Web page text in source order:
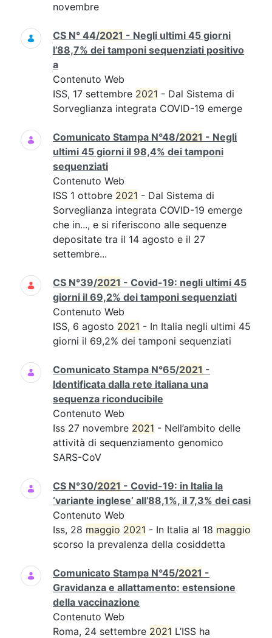
novembre
CS N° 44/2021 - Negli ultimi 45 giorni
l’88,7% dei tamponi sequenziati positivo
a
Contenuto Web
ISS, 17 settembre 2021 - Dal Sistema di
Sorveglianza integrata COVID-19 emerge
Comunicato Stampa N°48/2021 - Negli
ultimi 45 giorni il 98,4% dei tamponi
sequenziati
Contenuto Web
ISS 1 ottobre 2021 - Dal Sistema di
Sorveglianza integrata COVID-19 emerge
che in..., e si riferiscono alle sequenze
depositate tra il 14 agosto e il 27
settembre...
CS N°39/2021 - Covid-19: negli ultimi 45
giorni il 69,2% dei tamponi sequenziati
Contenuto Web
ISS, 6 agosto 2021 - In Italia negli ultimi 45
giorni il 69,2% dei tamponi sequenziati
Comunicato Stampa N°65/2021 -
Identificata dalla rete italiana una
sequenza riconducibile
Contenuto Web
Iss 27 novembre 2021 - Nell’ambito delle
attività di sequenziamento genomico
SARS-CoV
CS N°30/2021 - Covid-19: in Italia la
‘variante inglese’ all’88,1%, il 7,3% dei casi
Contenuto Web
Iss, 28 maggio 2021 - In Italia al 18 maggio
scorso la prevalenza della cosiddetta
Comunicato Stampa N°45/2021 -
Gravidanza e allattamento: estensione
della vaccinazione
Contenuto Web
Roma, 24 settembre 2021 L’ISS ha